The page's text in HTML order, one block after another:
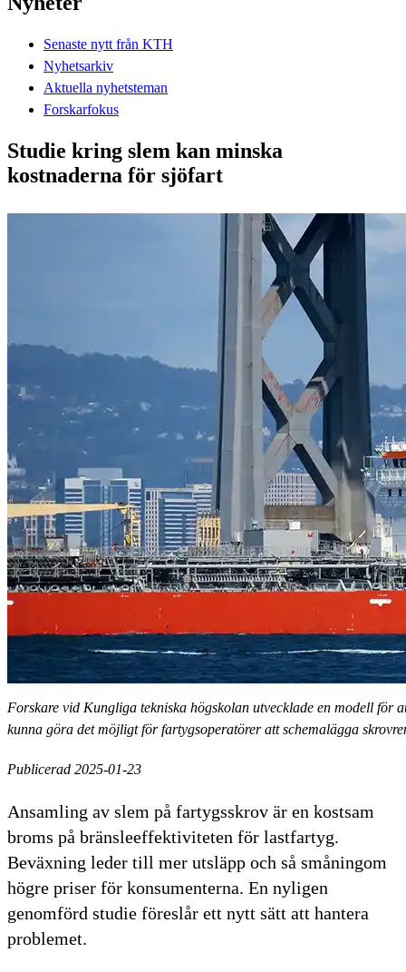
Senaste nytt från KTH
Nyhetsarkiv
Aktuella nyhetsteman
Forskarfokus
Studie kring slem kan minska
kostnaderna för sjöfart
Forskare vid Kungliga tekniska högskolan utvecklade en modell för
kunna göra det möjligt för fartygsoperatörer att schemalägga
Publicerad 2025-01-23
Ansamling av slem på fartygsskrov är en kostsam
broms på bränsleeffektiviteten för lastfartyg.
Beväxning leder till mer utsläpp och så småningom
högre priser för konsumenterna. En nyligen
genomförd studie föreslår ett nytt sätt att hantera
problemet.